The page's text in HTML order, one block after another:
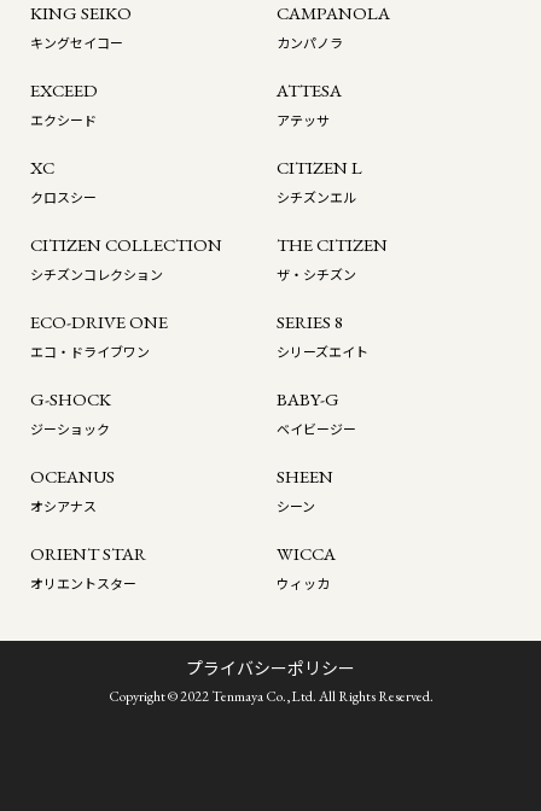
KING SEIKO
キングセイコー
CAMPANOLA
カンパノラ
EXCEED
エクシード
ATTESA
アテッサ
XC
クロスシー
CITIZEN L
シチズンエル
CITIZEN COLLECTION
シチズンコレクション
THE CITIZEN
ザ・シチズン
ECO-DRIVE ONE
エコ・ドライブワン
SERIES 8
シリーズエイト
G-SHOCK
ジーショック
BABY-G
ベイビージー
OCEANUS
オシアナス
SHEEN
シーン
ORIENT STAR
オリエントスター
WICCA
ウィッカ
プライバシーポリシー
Copyright © 2022 Tenmaya Co.,Ltd. All Rights Reserved.